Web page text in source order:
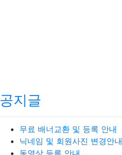
공지글
무료 배너교환 및 등록 안내
닉네임 및 회원사진 변경안내
동영상 등록 안내